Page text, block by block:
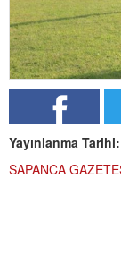
Yayınlanma Tarihi:
SAPANCA